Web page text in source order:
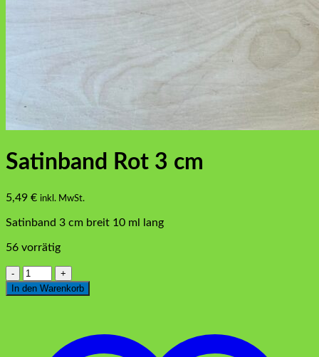
Satinband Rot 3 cm
5,49 € inkl. MwSt.
Satinband 3 cm breit 10 ml lang
56 vorrätig
Satinband
Rot
3
In den Warenkorb